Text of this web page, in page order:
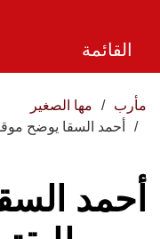
القائمة
مأرب
مها الصغير
أحمد السقا يوضح
أحمد